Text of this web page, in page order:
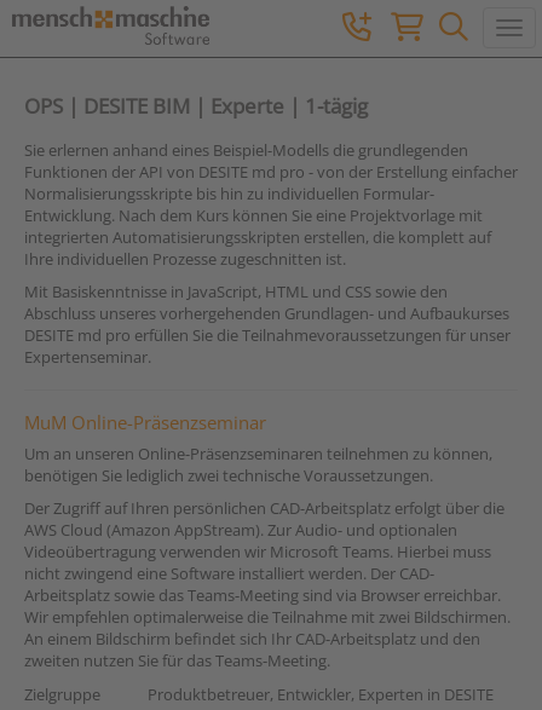
OPS | DESITE BIM | Experte | 1-tägig
Sie erlernen anhand eines Beispiel-Modells die grundlegenden
Funktionen der API von DESITE md pro - von der Erstellung einfacher
Normalisierungsskripte bis hin zu individuellen Formular-
Entwicklung. Nach dem Kurs können Sie eine Projektvorlage mit
integrierten Automatisierungsskripten erstellen, die komplett auf
Ihre individuellen Prozesse zugeschnitten ist.
Mit Basiskenntnisse in JavaScript, HTML und CSS sowie den
Abschluss unseres vorhergehenden Grundlagen- und Aufbaukurses
DESITE md pro erfüllen Sie die Teilnahmevoraussetzungen für unser
Expertenseminar.
MuM Online-Präsenzseminar
Um an unseren Online-Präsenzseminaren teilnehmen zu können,
benötigen Sie lediglich zwei technische Voraussetzungen.
Der Zugriff auf Ihren persönlichen CAD-Arbeitsplatz erfolgt über die
AWS Cloud (Amazon AppStream). Zur Audio- und optionalen
Videoübertragung verwenden wir Microsoft Teams. Hierbei muss
nicht zwingend eine Software installiert werden. Der CAD-
Arbeitsplatz sowie das Teams-Meeting sind via Browser erreichbar.
Wir empfehlen optimalerweise die Teilnahme mit zwei Bildschirmen.
An einem Bildschirm befindet sich Ihr CAD-Arbeitsplatz und den
zweiten nutzen Sie für das Teams-Meeting.
Zielgruppe
Produktbetreuer, Entwickler, Experten in DESITE